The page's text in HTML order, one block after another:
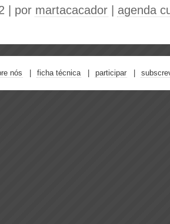
| por martacacador agenda
nós ficha técnica participar